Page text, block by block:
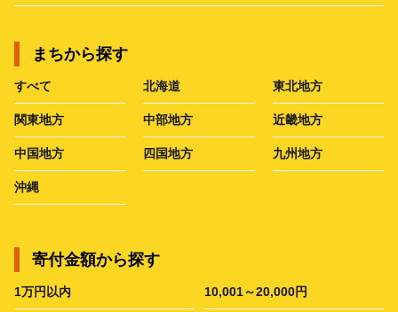
まちから探す
すべて 北海道 東北地方
関東地方 中部地方 近畿地方
中国地方 四国地方 九州地方
沖縄
寄付金額から探す
1万円以内 10,001～20,000円